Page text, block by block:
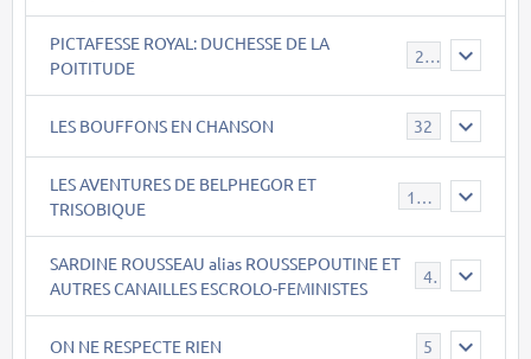
PICTAFESSE ROYAL: DUCHESSE DE LA
POITITUDE
23
LES BOUFFONS EN CHANSON 32
LES AVENTURES DE BELPHEGOR ET
TRISOBIQUE
147
SARDINE ROUSSEAU alias ROUSSEPOUTINE ET
AUTRES CANAILLES ESCROLO-FEMINISTES
40
ON NE RESPECTE RIEN 5